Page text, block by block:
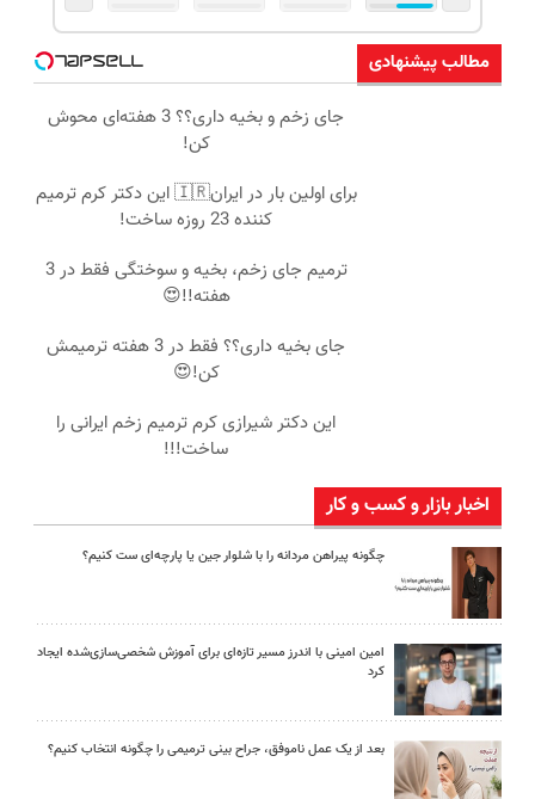
مطالب پیشنهادی
جای زخم و بخیه داری؟؟ 3 هفته‌ای محوش
کن!
برای اولین بار در ایران🇮🇷 این دکتر کرم ترمیم
کننده 23 روزه ساخت!
ترمیم جای زخم، بخیه و سوختگی فقط در 3
هفته!!😍
جای بخیه داری؟؟ فقط در 3 هفته ترمیمش
کن!😍
این دکتر شیرازی کرم ترمیم زخم ایرانی را
ساخت!!!
اخبار بازار و کسب و کار
چگونه پیراهن مردانه را با شلوار جین یا پارچه‌ای ست کنیم؟
امین امینی با اندرز مسیر تازه‌ای برای آموزش شخصی‌سازی‌شده ایجاد
کرد
بعد از یک عمل ناموفق، جراح بینی ترمیمی را چگونه انتخاب کنیم؟